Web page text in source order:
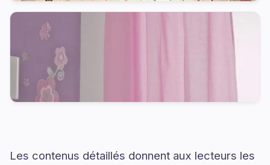
Les contenus détaillés donnent aux lecteurs les